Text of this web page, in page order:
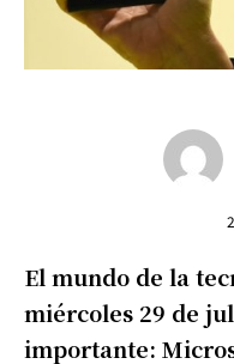
El mundo de la
miércoles 29 de
importante: